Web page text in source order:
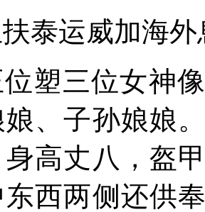
泰运威加海
位塑三位女神
、子孙娘娘
高丈 八 ，盔
西两侧还供